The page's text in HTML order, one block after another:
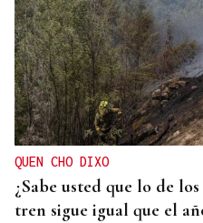
QUEN CHO DIXO
¿Sabe usted que lo de
tren sigue igual que el